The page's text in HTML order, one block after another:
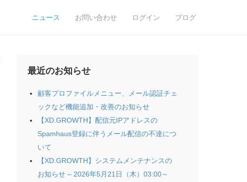
ニュース お問い合わせ ログイン ブログ
最近のお知らせ
顧客プロファイルメニュー、メール認証チェ
ックなど機能追加・改善のお知らせ
【XD.GROWTH】配信元IPアドレスの
Spamhaus登録に伴うメール配信の不達につ
いて
【XD.GROWTH】システムメンテナンスの
お知らせ – 2026年5月21日（木）03:00～